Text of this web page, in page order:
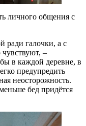
личного общения с
ради галочки, а с
–
в каждой деревне, в
предупредить
неосторожность.
бед придётся